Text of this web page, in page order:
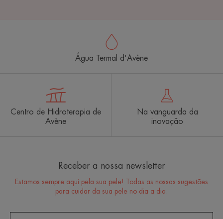
Água Termal d'Avène
Centro de Hidroterapia de
Avène
Na vanguarda da
inovação
Receber a nossa newsletter
Estamos sempre aqui pela sua pele! Todas as nossas sugestões
para cuidar da sua pele no dia a dia.